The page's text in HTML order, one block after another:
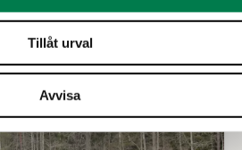
Tillåt urval
Avvisa